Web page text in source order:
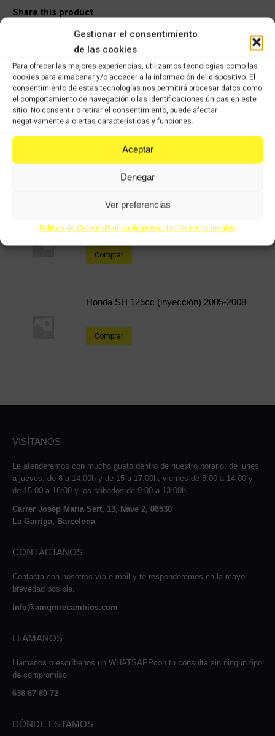
Gestionar el consentimiento
de las cookies
Para ofrecer las mejores experiencias, utilizamos tecnologías como las
cookies para almacenar y/o acceder a la información del dispositivo. El
consentimiento de estas tecnologías nos permitirá procesar datos como
el comportamiento de navegación o las identificaciones únicas en este
sitio. No consentir o retirar el consentimiento, puede afectar
negativamente a ciertas características y funciones.
Aceptar
Denegar
Ver preferencias
Política de CookiesPolítica de privacidadTérminos legales
Share this product
on
X
FacebookPinterest
on
LinkedIn
Productos relacionados
Honda CBR F 600cc
Comprar
Comprar
Honda SH 125cc (inyección) 2005-2008
Comprar
VISÍTANOS
Le atenderemos con mucho gusto dentro de nuestro horario: de lunes
a jueves, de 8 a 14:00h y de 15 a 17:00h, viernes de 8:00 a 14:00 y
de 15:00 a 16:00 y los sábados de 9:00 a 13:00h.
Carrer Josep Maria Sert, 13, Nave 2, 08530
La Garriga, Barcelona
CONTÁCTANOS
Contacta con nosotros vía e-mail y te responderemos en la mayor
brevedad posible.
info@amqmrecambios.com
LLÁMANOS
Llámanos o escríbenos un WHATSAPPcon tu consulta sin ningún tipo
de compromiso
638 87 80 72
DÓNDE ESTAMOS